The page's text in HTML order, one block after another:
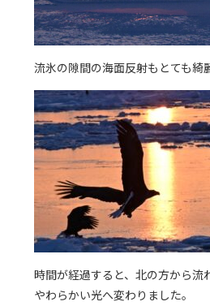
流氷の隙間の海面反射もとても綺
時間が経過すると、北の方から流
やわらかい光へ変わりました。